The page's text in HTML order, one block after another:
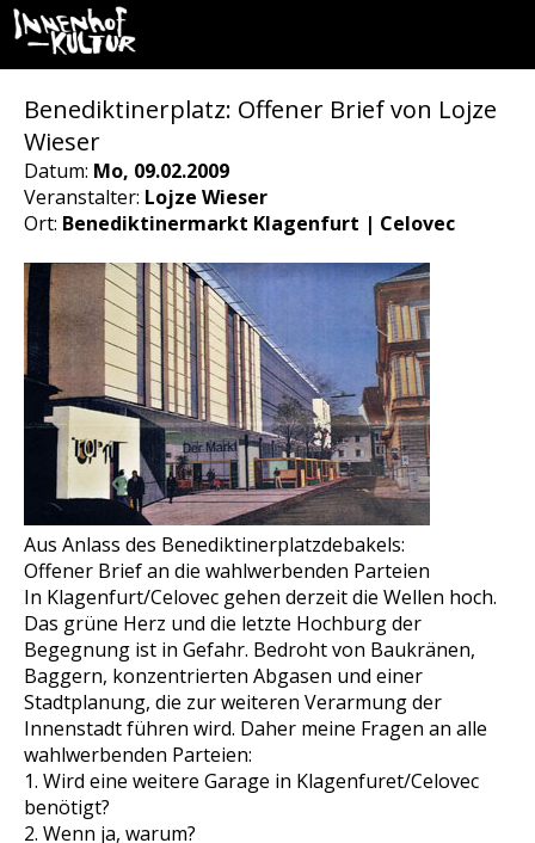
Benediktinerplatz: Offener Brief von Lojze
Wieser
Datum: Mo, 09.02.2009
Veranstalter: Lojze Wieser
Ort: Benediktinermarkt Klagenfurt | Celovec
Aus Anlass des Benediktinerplatzdebakels:
Offener Brief an die wahlwerbenden Parteien
In Klagenfurt/Celovec gehen derzeit die Wellen hoch.
Das grüne Herz und die letzte Hochburg der
Begegnung ist in Gefahr. Bedroht von Baukränen,
Baggern, konzentrierten Abgasen und einer
Stadtplanung, die zur weiteren Verarmung der
Innenstadt führen wird. Daher meine Fragen an alle
wahlwerbenden Parteien:
1. Wird eine weitere Garage in Klagenfuret/Celovec
benötigt?
2. Wenn ja, warum?